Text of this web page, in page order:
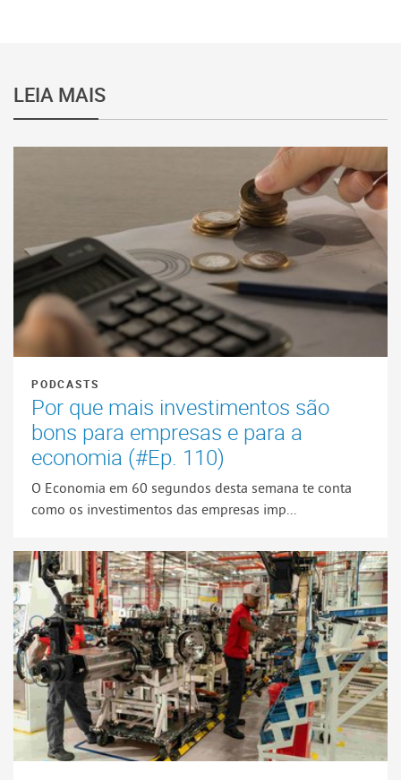
LEIA MAIS
PODCASTS
Por que mais investimentos são
bons para empresas e para a
economia (#Ep. 110)
O Economia em 60 segundos desta semana te conta
como os investimentos das empresas imp...